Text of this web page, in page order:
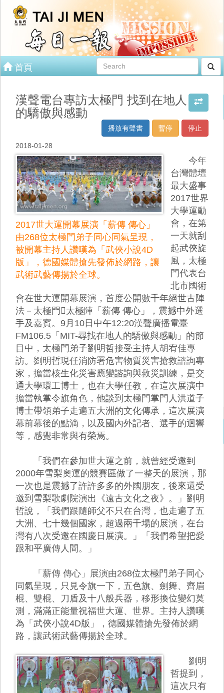
首頁
漢聲電台專訪太極門 找到在地人
的驕傲與感動
停止
暫停
播放有聲書
2018-01-28
2017世大運開幕展演「薪傳 傳心」
由268位太極門弟子同心同氣呈現，
被開幕主持人讚嘆為「武俠小說4D
版」，德國媒體搶先發佈於網路，讓
武術武藝傳揚於全球。
今年
台灣體壇
最大盛事
2017世界
大學運動
會，在第
一天就刮
起武俠旋
風，太極
門代表台
北市國術
會在世大運開幕展演，首度公開數千年絕世古陣
法－太極門太極陣「薪傳 傳心」，震撼中外選
手及嘉賓。9月10日中午12:20漢聲廣播電臺
FM106.5「MIT-尋找在地人的驕傲與感動」的節
目中，太極門弟子劉明哲接受主持人胡宥佳專
訪。劉明哲現任消防署危害物質災害搶救諮詢專
家，擔當核生化災害應變諮詢與救災訓練，是交
通大學環工博士，也在大學任教，在這次展演中
擔當執掌令旗角色，他談到太極門掌門人洪道子
博士帶領弟子走遍五大洲的文化傳承，這次展演
幕前幕後的點滴，以及國內外記者、選手的迴響
等，感覺非常與有榮焉。
「我們在參加世大運之前，就曾經受邀到
2000年雪梨奧運的競賽區做了一整天的展演，那
一次也是震撼了許許多多的外國朋友，後來還受
邀到雪梨歌劇院演出《遠古文化之夜》。」劉明
哲說，「我們跟隨師父不只在台灣，也走遍了五
大洲、七十幾個國家，超過兩千場的展演，在台
灣有八次受邀在國慶日展演。」「我們希望把愛
跟和平廣傳人間。」
「薪傳 傳心」展演由268位太極門弟子同心
同氣呈現，只見令旗一下，五色旗、劍舞、齊眉
棍、雙棍、刀盾及十八般兵器，移形換位變幻莫
測，滿滿正能量祝福世大運、世界。主持人讚嘆
為「武俠小說4D版」，德國媒體搶先發佈於網
路，讓武術武藝傳揚於全球。
劉明
哲提到，
這次只有